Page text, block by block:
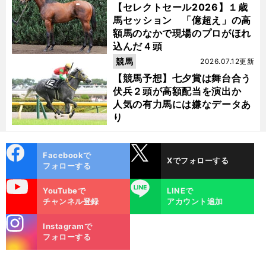
【セレクトセール2026】１歳
馬セッション 「億超え」の高
額馬のなかで現場のプロがほれ
込んだ４頭
【競馬予想】七夕賞は舞台合う
伏兵２頭が高額配当を演出か
人気の有力馬には嫌なデータあ
り
2026.07.12更新
競馬
ok
Facebookで
フォローする
Xでフォローする
YouTubeで
チャンネル登録
LINE
LINEで
アカウント追加
m
Instagramで
フォローする